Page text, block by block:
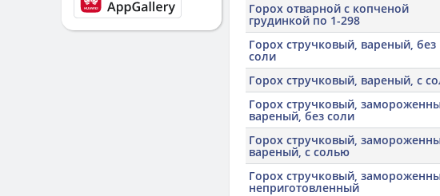
Горох отварной с копченой
грудинкой по 1-298
Горох стручковый, вареный, без
соли
Горох стручковый, вареный, с
Горох стручковый,
вареный, без соли
Горох стручковый,
вареный, с солью
Горох стручковый,
неприготовленный